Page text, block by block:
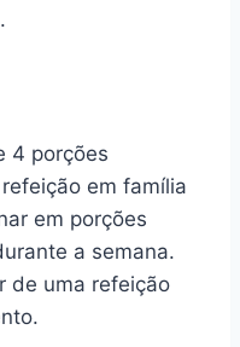
4 porções
em família
em porções
a semana.
de uma refeição